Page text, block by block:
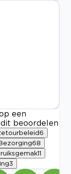
een
beoordelen
6
68
11
3